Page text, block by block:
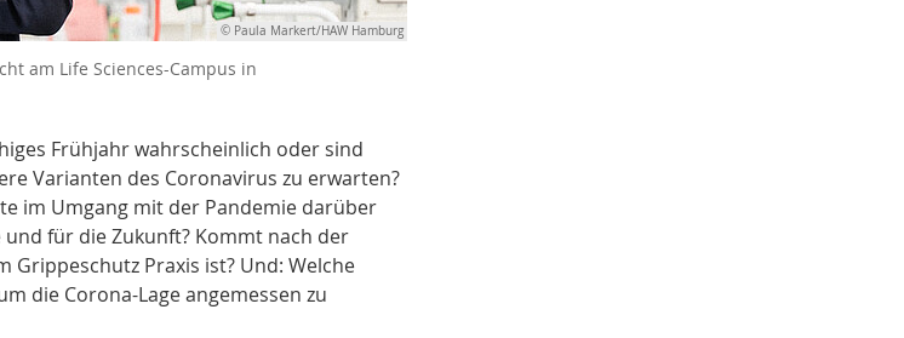
© Paula Markert/HAW Hamburg
am Life Sciences-Campus in
Frühjahr wahrscheinlich oder sind
Varianten des Coronavirus zu erwarten?
im Umgang mit der Pandemie darüber
für die Zukunft? Kommt nach der
Praxis ist? Und: Welche
die Corona-Lage angemessen zu